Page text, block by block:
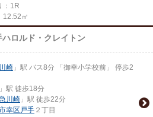
：1R
12.52㎡
ロルド・クレイトン
川崎 」駅 バス8分 「御幸小学校前」 停歩2
」駅 徒歩18分
川崎 」駅 徒歩22分
幸区 戸手 ２丁目